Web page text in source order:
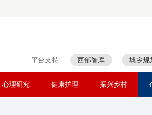
平台支持: 西部智库 城乡规
心理研究 健康护理 振兴乡村